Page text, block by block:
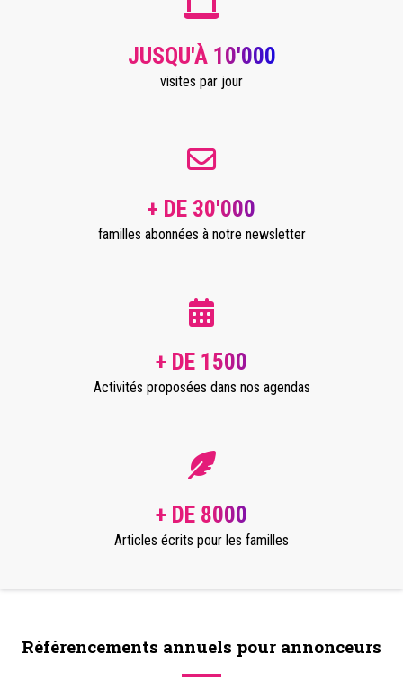
JUSQU'À 10'000
visites par jour
+ DE 30'000
familles abonnées à notre newsletter
+ DE 1500
Activités proposées dans nos agendas
+ DE 8000
Articles écrits pour les familles
Référencements annuels pour annonceurs